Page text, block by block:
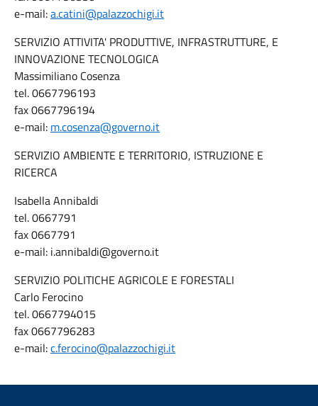
e-mail:a.catini@palazzochigi.it
SERVIZIO ATTIVITA' PRODUTTIVE, INFRASTRUTTURE, E
INNOVAZIONE TECNOLOGICA
Massimiliano Cosenza
tel. 0667796193
fax 0667796194
e-mail: m.cosenza@governo.it
SERVIZIO AMBIENTE E TERRITORIO, ISTRUZIONE E
RICERCA
Isabella Annibaldi
tel. 0667791
fax 0667791
e-mail: i.annibaldi@governo.it
SERVIZIO POLITICHE AGRICOLE E FORESTALI
Carlo Ferocino
tel. 0667794015
fax 0667796283
e-mail:c.ferocino@palazzochigi.it